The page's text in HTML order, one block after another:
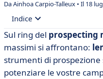
Da Ainhoa Carpio-Talleux • Il 18
Indice
• Che cos'è lemlist?
• Cos'è Waalaxy?
• lemlist vs Waalaxy:
Sul ring del prospecting
massimi si affrontano:
strumenti di
potenziare le vostre